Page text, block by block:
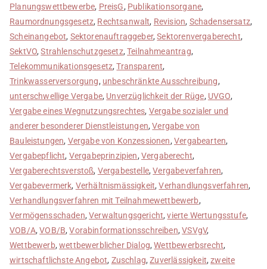
Planungswettbewerbe, PreisG, Publikationsorgane,
Raumordnungsgesetz, Rechtsanwalt, Revision, Schadensersatz,
Scheinangebot, Sektorenauftraggeber,Sektorenvergaberecht,
SektVO,Strahlenschutzgesetz,Teilnahmeantrag,
Telekommunikationsgesetz,Transparent,
Trinkwasserversorgung, unbeschränkte Ausschreibung,
unterschwellige Vergabe, Unverzüglichkeit der Rüge, UVGO,
Vergabe eines Wegnutzungsrechtes, Vergabe sozialer und
anderer besonderer Dienstleistungen,Vergabe von
Bauleistungen, Vergabe von Konzessionen, Vergabearten,
Vergabepflicht, Vergabeprinzipien, Vergaberecht,
Vergaberechtsverstoß, Vergabestelle,Vergabeverfahren,
Vergabevermerk, Verhältnismässigkeit,Verhandlungsverfahren,
Verhandlungsverfahren mit Teilnahmewettbewerb,
Vermögensschaden,Verwaltungsgericht,vierte Wertungsstufe,
VOB/A,VOB/B,Vorabinformationsschreiben,VSVgV,
Wettbewerb,wettbewerblicher Dialog,Wettbewerbsrecht,
wirtschaftlichste Angebot, Zuschlag,Zuverlässigkeit,zweite